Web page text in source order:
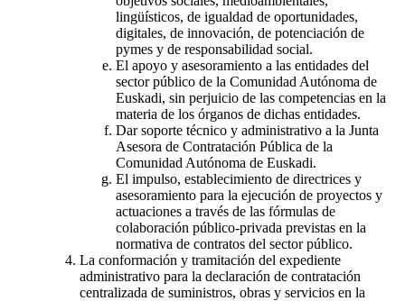
lingüísticos, de igualdad de oportunidades,
digitales, de innovación, de potenciación de
pymes y de responsabilidad social.
El apoyo y asesoramiento a las entidades del
sector público de la Comunidad Autónoma de
Euskadi, sin perjuicio de las competencias en la
materia de los órganos de dichas entidades.
Dar soporte técnico y administrativo a la Junta
Asesora de Contratación Pública de la
Comunidad Autónoma de Euskadi.
El impulso, establecimiento de directrices y
asesoramiento para la ejecución de proyectos y
actuaciones a través de las fórmulas de
colaboración público-privada previstas en la
normativa de contratos del sector público.
La conformación y tramitación del expediente
administrativo para la declaración de contratación
centralizada de suministros, obras y servicios en la